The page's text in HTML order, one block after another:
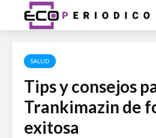
SALUD
Tips y consejos
Trankimazin de
exitosa